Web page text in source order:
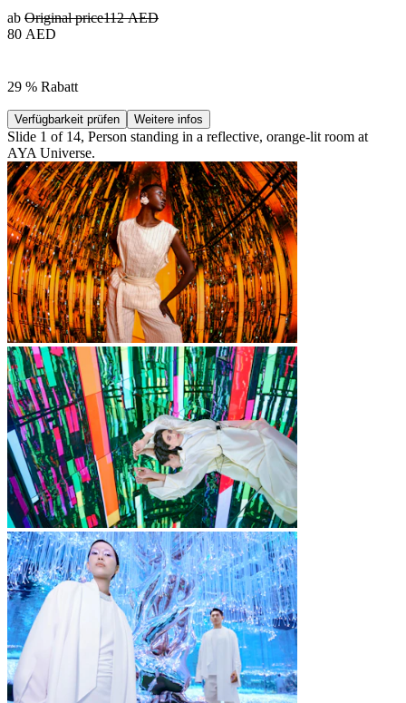
ab Original price112 AED
80 AED
29 % Rabatt
Verfügbarkeit prüfen Weitere infos
Slide 1 of 14, Person standing in a reflective, orange-lit room at
AYA Universe.